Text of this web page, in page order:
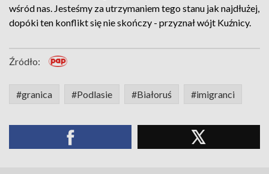
wśród nas. Jesteśmy za utrzymaniem tego stanu jak najdłużej,
dopóki ten konflikt się nie skończy - przyznał wójt Kuźnicy.
Źródło:
#granica #Podlasie #Białoruś #imigranci